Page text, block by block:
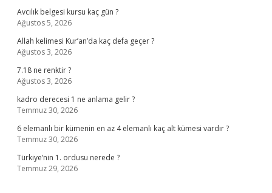
Avcılık belgesi kursu kaç gün ?
Ağustos 5, 2026
Allah kelimesi Kur’an’da kaç defa geçer ?
Ağustos 3, 2026
7.18 ne renktir ?
Ağustos 3, 2026
kadro derecesi 1 ne anlama gelir ?
Temmuz 30, 2026
6 elemanlı bir kümenin en az 4 elemanlı kaç alt kümesi vardır ?
Temmuz 30, 2026
Türkiye’nin 1. ordusu nerede ?
Temmuz 29, 2026